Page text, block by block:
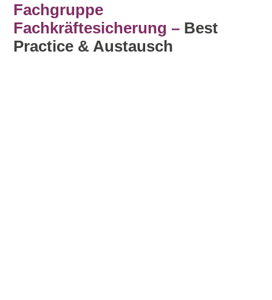
Fachgruppe
Fachkräftesicherung – Best
Practice & Austausch